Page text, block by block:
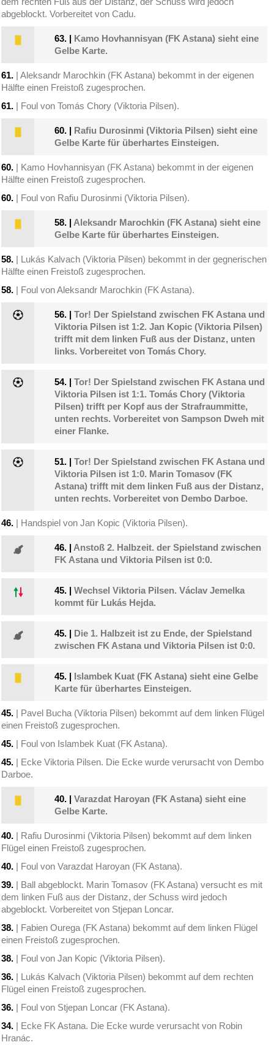
abgeblockt. Vorbereitet von Cadu.
63. | Kamo Hovhannisyan (FK Astana) sieht eine
Gelbe Karte.
61. | Aleksandr Marochkin (FK Astana) bekommt in der eigenen
Hälfte einen Freistoß zugesprochen.
61. | Foul von Tomás Chory (Viktoria Pilsen).
60. | Rafiu Durosinmi (Viktoria Pilsen) sieht eine
Gelbe Karte für überhartes Einsteigen.
60. | Kamo Hovhannisyan (FK Astana) bekommt in der eigenen
Hälfte einen Freistoß zugesprochen.
60. | Foul von Rafiu Durosinmi (Viktoria Pilsen).
58. | Aleksandr Marochkin (FK Astana) sieht eine
Gelbe Karte für überhartes Einsteigen.
58. | Lukás Kalvach (Viktoria Pilsen) bekommt in der gegnerischen
Hälfte einen Freistoß zugesprochen.
58. | Foul von Aleksandr Marochkin (FK Astana).
56. |Tor! Der Spielstand zwischen FK Astana und
Viktoria Pilsen ist 1:2. Jan Kopic (Viktoria Pilsen)
trifft mit dem linken Fuß aus der Distanz, unten
links. Vorbereitet von Tomás Chory.
54. |Tor! Der Spielstand zwischen FK Astana und
Viktoria Pilsen ist 1:1. Tomás Chory (Viktoria
Pilsen) trifft per Kopf aus der Strafraummitte,
unten rechts. Vorbereitet von Sampson Dweh mit
einer Flanke.
51. |Tor! Der Spielstand zwischen FK Astana und
Viktoria Pilsen ist 1:0. Marin Tomasov (FK
Astana) trifft mit dem linken Fuß aus der Distanz,
unten rechts. Vorbereitet von Dembo Darboe.
46. | Handspiel von Jan Kopic (Viktoria Pilsen).
46. | Anstoß 2. Halbzeit. der Spielstand zwischen
FK Astana und Viktoria Pilsen ist 0:0.
45. |Wechsel Viktoria Pilsen. Václav Jemelka
kommt für Lukás Hejda.
45. | Die 1. Halbzeit ist zu Ende, der Spielstand
zwischen FK Astana und Viktoria Pilsen ist 0:0.
45. | Islambek Kuat (FK Astana) sieht eine Gelbe
Karte für überhartes Einsteigen.
45. | Pavel Bucha (Viktoria Pilsen) bekommt auf dem linken Flügel
einen Freistoß zugesprochen.
45. | Foul von Islambek Kuat (FK Astana).
45. | Ecke Viktoria Pilsen. Die Ecke wurde verursacht von Dembo
Darboe.
40. |Varazdat Haroyan (FK Astana) sieht eine
Gelbe Karte.
40. | Rafiu Durosinmi (Viktoria Pilsen) bekommt auf dem linken
Flügel einen Freistoß zugesprochen.
40. | Foul von Varazdat Haroyan (FK Astana).
39. | Ball abgeblockt. Marin Tomasov (FK Astana) versucht es mit
dem linken Fuß aus der Distanz, der Schuss wird jedoch
abgeblockt. Vorbereitet von Stjepan Loncar.
38. | Fabien Ourega (FK Astana) bekommt auf dem linken Flügel
einen Freistoß zugesprochen.
38. | Foul von Jan Kopic (Viktoria Pilsen).
36. | Lukás Kalvach (Viktoria Pilsen) bekommt auf dem rechten
Flügel einen Freistoß zugesprochen.
36. | Foul von Stjepan Loncar (FK Astana).
34. | Ecke FK Astana. Die Ecke wurde verursacht von Robin
Hranác.